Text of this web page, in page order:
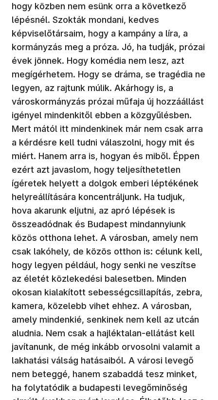
hogy közben nem esünk orra a következő
lépésnél. Szokták mondani, kedves
képviselőtársaim, hogy a kampány a líra, a
kormányzás meg a próza. Jó, ha tudják, prózai
évek jönnek. Hogy komédia nem lesz, azt
megígérhetem. Hogy se dráma, se tragédia ne
legyen, az rajtunk múlik. Akárhogy is, a
városkormányzás prózai műfaja új hozzáállást
igényel mindenkitől ebben a közgyűlésben.
Mert mától itt mindenkinek már nem csak arra
a kérdésre kell tudni válaszolni, hogy mit és
miért. Hanem arra is, hogyan és miből. Éppen
ezért azt javaslom, hogy teljesíthetetlen
ígéretek helyett a dolgok emberi léptékének
helyreállítására koncentráljunk. Ha tudjuk,
hova akarunk eljutni, az apró lépések is
összeadódnak és Budapest mindannyiunk
közös otthona lehet. A városban, amely nem
csak lakóhely, de közös otthon is: célunk kell,
hogy legyen például, hogy senki ne veszítse
az életét közlekedési balesetben. Minden
okosan kialakított sebességcsillapítás, zebra,
kamera, közelebb vihet ehhez. A városban,
amely mindenkié, senkinek nem kell az utcán
aludnia. Nem csak a hajléktalan-ellátást kell
javítanunk, de még inkább orvosolni valamit a
lakhatási válság hatásaiból. A városi levegő
nem beteggé, hanem szabaddá tesz minket,
ha folytatódik a budapesti levegőminőség